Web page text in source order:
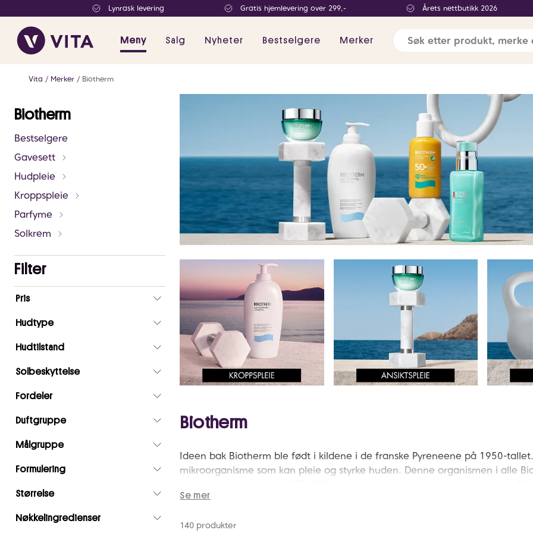
Lynrask levering Gratis hjemlevering over 299,- Årets nettbutikk 2026
Meny Salg Nyheter Bestselgere Merker
Vita Merker Biotherm
Biotherm
Bestselgere
Gavesett
Hudpleie
Kroppspleie
Parfyme
Solkrem
Filter
Antall
valgte
filtre
Pris
Hudtype
Hudtilstand
Solbeskyttelse
Fordeler
Duftgruppe
Målgruppe
Formulering
Størrelse
Nøkkelingredienser
Biotherm
Ideen bak Biotherm ble født i kildene i de franske Pyreneene på 1950-
mikroorganisme som kan pleie og styrke huden. Denne organismen i alle
Blant bestselgerne finner vi klassikeren Biotherm Lait Corporel Body Lotion
Se mer
140 produkter